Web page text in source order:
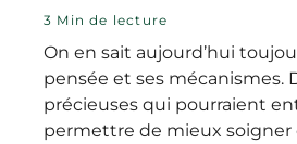
3 Min de lecture
On en sait aujourd’hui
pensée et ses mécanismes.
précieuses qui pourraient
permettre de mieux soigner